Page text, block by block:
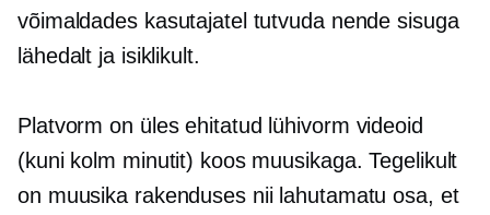
võimaldades kasutajatel tutvuda nende sisuga
lähedalt ja isiklikult.
Platvorm on üles ehitatud lühivorm videoid
(kuni kolm minutit) koos muusikaga. Tegelikult
on muusika rakenduses nii lahutamatu osa, et